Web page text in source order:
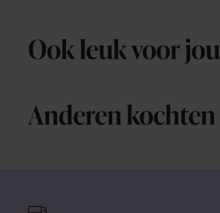
Ook leuk voor jou
Anderen